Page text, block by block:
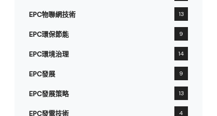
EPC物聯網技術 13
EPC環保節能 9
EPC環境治理 14
EPC發展 9
EPC發展策略 13
EPC發電技術 4